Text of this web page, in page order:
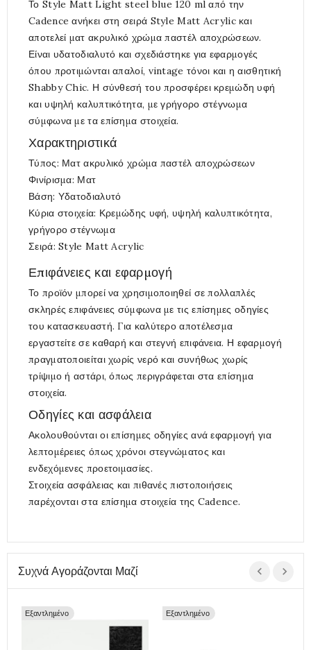
Το Style Matt Light steel blue 120 ml από την
Cadence ανήκει στη σειρά Style Matt Acrylic και
αποτελεί ματ ακρυλικό χρώμα παστέλ αποχρώσεων.
Είναι υδατοδιαλυτό και σχεδιάστηκε για εφαρμογές
όπου προτιμώνται απαλοί, vintage τόνοι και η αισθητική
Shabby Chic. Η σύνθεσή του προσφέρει κρεμώδη υφή
και υψηλή καλυπτικότητα, με γρήγορο στέγνωμα
σύμφωνα με τα επίσημα στοιχεία.
Χαρακτηριστικά
Τύπος: Ματ ακρυλικό χρώμα παστέλ αποχρώσεων
Φινίρισμα: Ματ
Βάση: Υδατοδιαλυτό
Κύρια στοιχεία: Κρεμώδης υφή, υψηλή καλυπτικότητα,
γρήγορο στέγνωμα
Σειρά: Style Matt Acrylic
Επιφάνειες και εφαρμογή
Το προϊόν μπορεί να χρησιμοποιηθεί σε πολλαπλές
σκληρές επιφάνειες σύμφωνα με τις επίσημες οδηγίες
του κατασκευαστή. Για καλύτερο αποτέλεσμα
εργαστείτε σε καθαρή και στεγνή επιφάνεια. Η εφαρμογή
πραγματοποιείται χωρίς νερό και συνήθως χωρίς
τρίψιμο ή αστάρι, όπως περιγράφεται στα επίσημα
στοιχεία.
Οδηγίες και ασφάλεια
Ακολουθούνται οι επίσημες οδηγίες ανά εφαρμογή για
λεπτομέρειες όπως χρόνοι στεγνώματος και
ενδεχόμενες προετοιμασίες.
Στοιχεία ασφάλειας και πιθανές πιστοποιήσεις
παρέχονται στα επίσημα στοιχεία της Cadence.
Συχνά Αγοράζονται Μαζί
Εξαντλημένο Εξαντλημένο